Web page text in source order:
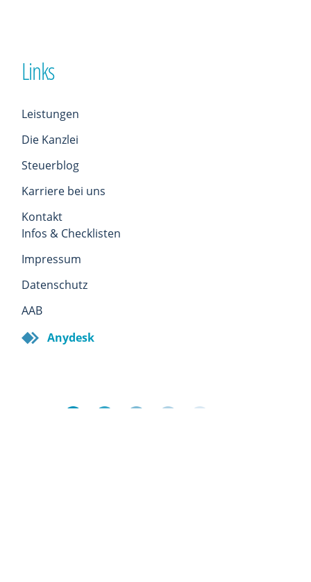
Links
Leistungen
Die Kanzlei
Steuerblog
Karriere bei uns
Kontakt
Infos & Checklisten
Impressum
Datenschutz
AAB
Anydesk